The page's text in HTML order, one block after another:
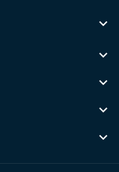




